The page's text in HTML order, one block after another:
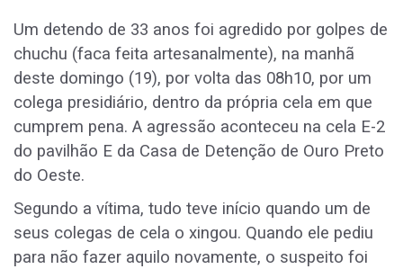
Um detendo de 33 anos foi agredido por golpes de
chuchu (faca feita artesanalmente), na manhã
deste domingo (19), por volta das 08h10, por um
colega presidiário, dentro da própria cela em que
cumprem pena. A agressão aconteceu na cela E-2
do pavilhão E da Casa de Detenção de Ouro Preto
do Oeste.
Segundo a vítima, tudo teve início quando um de
seus colegas de cela o xingou. Quando ele pediu
para não fazer aquilo novamente, o suspeito foi